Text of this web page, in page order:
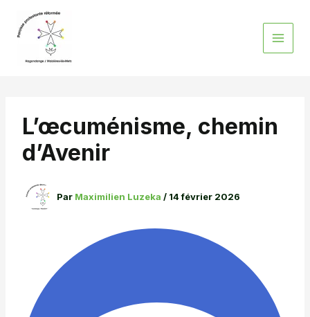
contenu
L’œcuménisme, chemin
d’Avenir
Par Maximilien Luzeka/ 14 février 2026